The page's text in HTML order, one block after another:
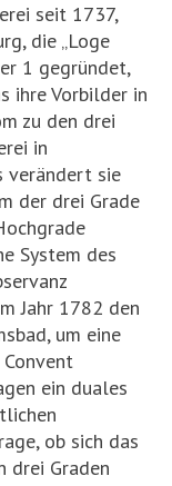
seit 1737,
die „Loge
1 gegründet,
ihre Vorbilder in
zu den drei
in
verändert sie
der drei Grade
System des
Jahr 1782 den
um eine
ein duales
ob sich das
drei Graden